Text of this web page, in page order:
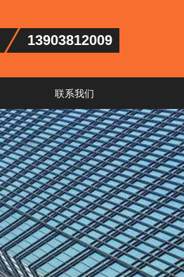
13903812009
联系我们